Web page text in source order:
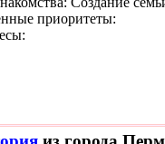
приоритеты: